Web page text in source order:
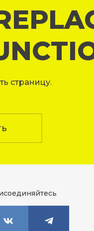
страницу.